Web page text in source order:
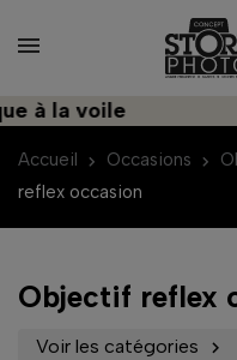
voile
Accueil Occasions
reflex occasion
Objectif reflex
Voir les catégories 